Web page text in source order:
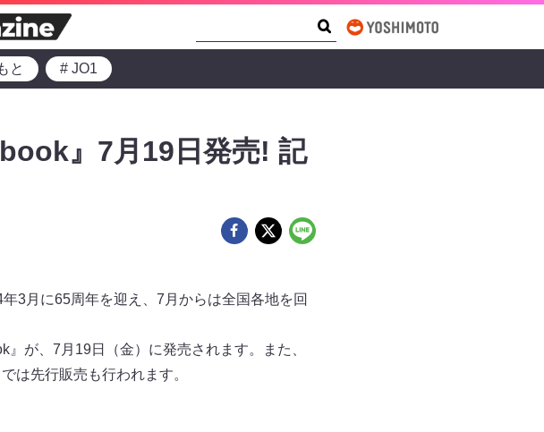
と # JO1
』7月19日発売! 記
3月に65周年を迎え、7月からは全国各地を回
が、7月19日（金）に発売されます。また、
は先行販売も行われます。